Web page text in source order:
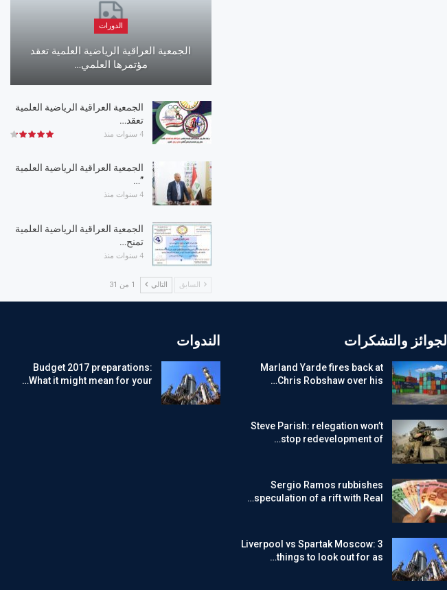
الدورات
الجمعية العراقية الرياضية العلمية تعقد
مؤتمرها العلمي…
الجمعية العراقية الرياضية العلمية
تعقد…
4 سنوات منذ
الجمعية العراقية الرياضية العلمية
”…
4 سنوات منذ
الجمعية العراقية الرياضية العلمية
تمنح…
4 سنوات منذ
السابق التالي 1 من 31
الجوائز والتشكرات
Marland Yarde fires back at
Chris Robshaw over his…
Steve Parish: relegation won’t
stop redevelopment of…
Sergio Ramos rubbishes
speculation of a rift with Real…
Liverpool vs Spartak Moscow: 3
things to look out for as…
الندوات
Budget 2017 preparations:
What it might mean for your…